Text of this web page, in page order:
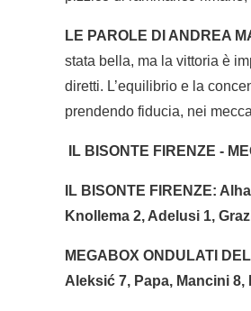
LE PAROLE DI ANDREA
stata bella, ma la vittoria è
diretti. L’equilibrio e la
prendendo fiducia, nei
IL BISONTE FIRENZE -
IL BISONTE FIRENZE:
Knollema 2, Adelusi 1,
MEGABOX ONDULATI
Aleksić 7, Papa, Mancini